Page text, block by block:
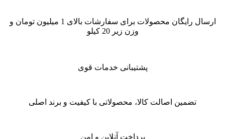
ارسال رایگان محصولات برای سفارشات بالای 1 میلیون تومان و
وزن زیر 20 کیلو
پشتیبانی خدمات قوی
تضمین اصالت کالا، محصولاتی با کیفیت و برند اصلی
پرداخت آنلاین و امن